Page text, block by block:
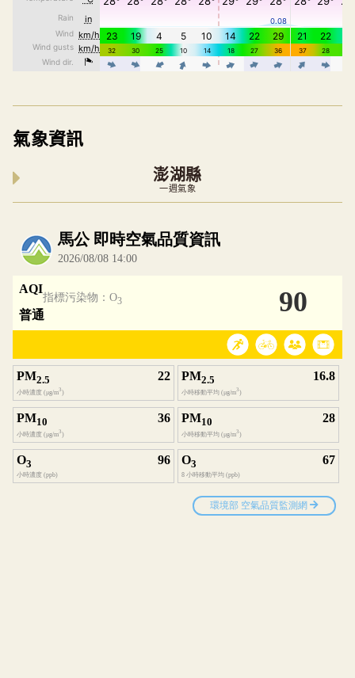
氣象資訊
澎湖縣
一週氣象
內嵌空氣品質小工具為視覺預覽，完整即時空